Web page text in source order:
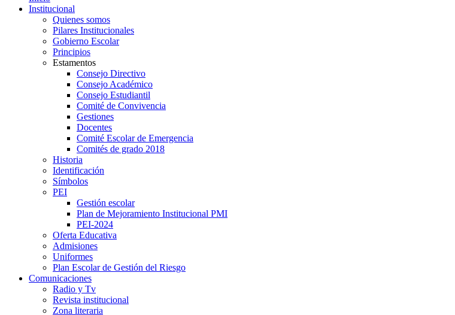
Institucional
Quienes somos
Pilares Institucionales
Gobierno Escolar
Principios
Estamentos
Consejo Directivo
Consejo Académico
Consejo Estudiantil
Comité de Convivencia
Gestiones
Docentes
Comité Escolar de Emergencia
Comités de grado 2018
Historia
Identificación
Símbolos
PEI
Gestión escolar
Plan de Mejoramiento Institucional PMI
PEI-2024
Oferta Educativa
Admisiones
Uniformes
Plan Escolar de Gestión del Riesgo
Comunicaciones
Radio y Tv
Revista institucional
Zona literaria